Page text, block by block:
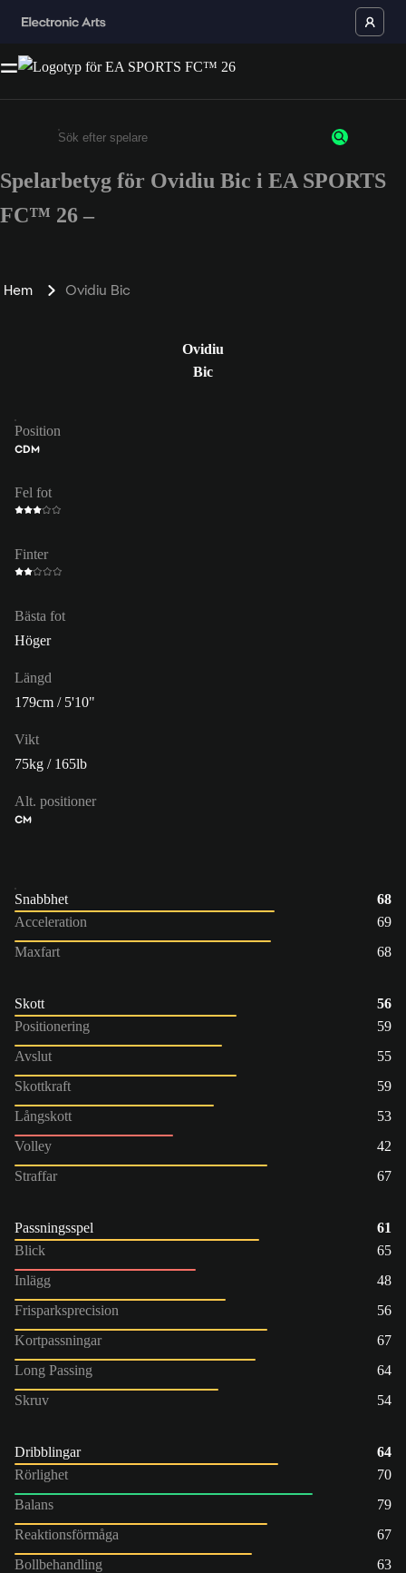
Ange minst 3 tecken eller siffror
Spelarbetyg för Ovidiu Bic i EA SPORTS
FC™ 26 –
Hem Ovidiu Bic
Ovidiu
Bic
Position
CDM
Fel fot
Finter
Bästa fot
Höger
Längd
179cm / 5'10"
Vikt
75kg / 165lb
Alt. positioner
CM
Snabbhet
68
Acceleration
69
Maxfart
68
Skott
56
Positionering
59
Avslut
55
Skottkraft
59
Långskott
53
Volley
42
Straffar
67
Passningsspel
61
Blick
65
Inlägg
48
Frisparksprecision
56
Kortpassningar
67
Long Passing
64
Skruv
54
Dribblingar
64
Rörlighet
70
Balans
79
Reaktionsförmåga
67
Bollbehandling
63